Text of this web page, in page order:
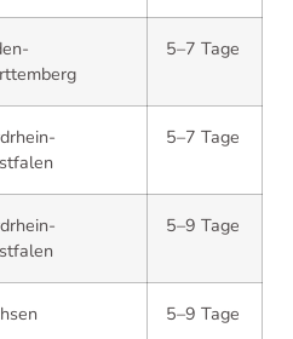
5–7 Tage
5–7 Tage
5–9 Tage
5–9 Tage